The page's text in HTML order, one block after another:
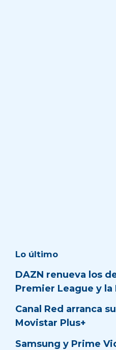
Lo último
DAZN renueva los
Premier League y la
Canal Red arranca
Movistar Plus+
Samsung y Prime